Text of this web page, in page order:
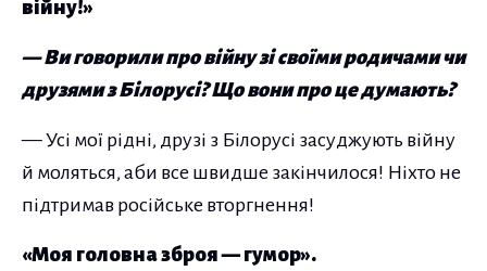
війну!»
— Ви говорили про війну зі своїми родичами чи
друзями з Білорусі? Що вони про це думають?
— Усі мої рідні, друзі з Білорусі засуджують війну
й моляться, аби все швидше закінчилося! Ніхто не
підтримав російське вторгнення!
«Моя головна зброя — гумор».